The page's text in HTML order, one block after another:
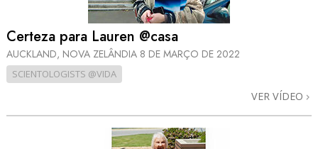
Certeza para Lauren @casa
AUCKLAND, NOVA ZELÂNDIA 8 DE MARÇO DE 2022
SCIENTOLOGISTS @VIDA
VER VÍDEO